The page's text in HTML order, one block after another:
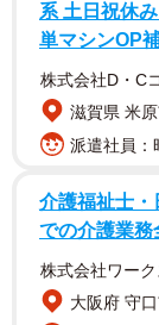
実証実験は12月
教秋さん（49）
どのターミナル
うるかを確認し
日本では、
Visaカードのタ
入されていると
系 土日祝休
単マシンOP
株式会社D・C
滋賀県 米
派遣社員：
介護福祉士・
での介護業務
株式会社ワー
大阪府 守